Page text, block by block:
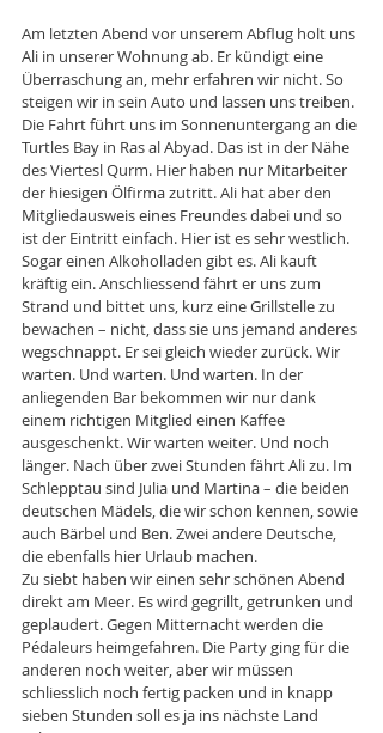
Am letzten Abend vor unserem Abflug holt uns
Ali in unserer Wohnung ab. Er kündigt eine
Überraschung an, mehr erfahren wir nicht. So
steigen wir in sein Auto und lassen uns treiben.
Die Fahrt führt uns im Sonnenuntergang an die
Turtles Bay in Ras al Abyad. Das ist in der Nähe
des Viertesl Qurm. Hier haben nur Mitarbeiter
der hiesigen Ölfirma zutritt. Ali hat aber den
Mitgliedausweis eines Freundes dabei und so
ist der Eintritt einfach. Hier ist es sehr westlich.
Sogar einen Alkoholladen gibt es. Ali kauft
kräftig ein. Anschliessend fährt er uns zum
Strand und bittet uns, kurz eine Grillstelle zu
bewachen – nicht, dass sie uns jemand anderes
wegschnappt. Er sei gleich wieder zurück. Wir
warten. Und warten. Und warten. In der
anliegenden Bar bekommen wir nur dank
einem richtigen Mitglied einen Kaffee
ausgeschenkt. Wir warten weiter. Und noch
länger. Nach über zwei Stunden fährt Ali zu. Im
Schlepptau sind Julia und Martina – die beiden
deutschen Mädels, die wir schon kennen, sowie
auch Bärbel und Ben. Zwei andere Deutsche,
die ebenfalls hier Urlaub machen.
Zu siebt haben wir einen sehr schönen Abend
direkt am Meer. Es wird gegrillt, getrunken und
geplaudert. Gegen Mitternacht werden die
Pédaleurs heimgefahren. Die Party ging für die
anderen noch weiter, aber wir müssen
schliesslich noch fertig packen und in knapp
sieben Stunden soll es ja ins nächste Land